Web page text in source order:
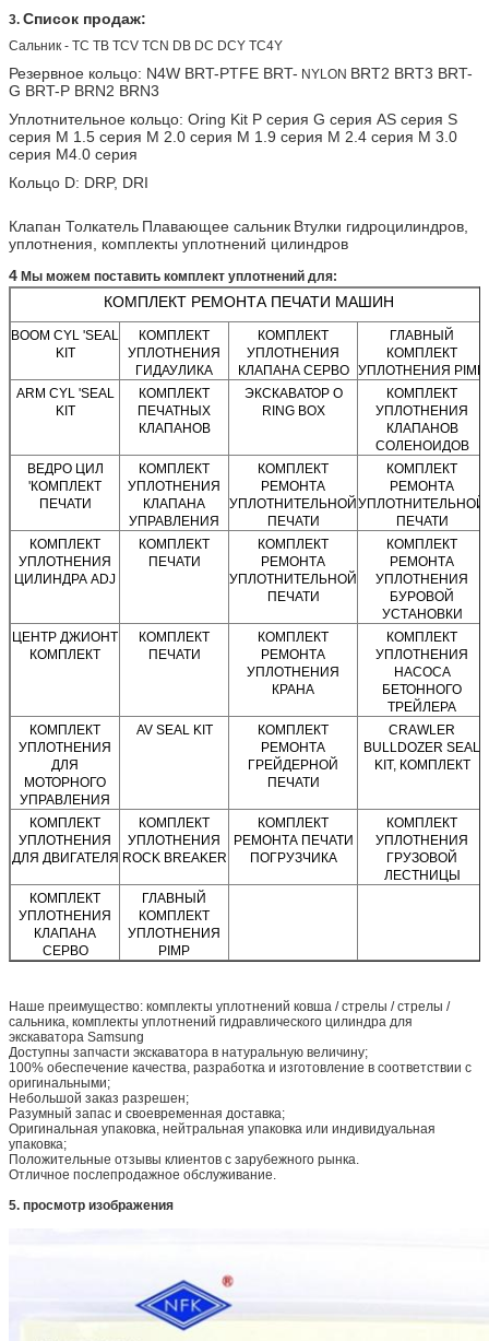
3. Список продаж:
Сальник - TC TB TCV TCN DB DC DCY TC4Y
Резервное кольцо: N4W BRT-PTFE BRT- NYLON BRT2 BRT3 BRT-
G BRT-P BRN2 BRN3
Уплотнительное кольцо: Oring Kit P серия G серия AS серия S
серия M 1.5 серия M 2.0 серия M 1.9 серия M 2.4 серия M 3.0
серия M4.0 серия
Кольцо D: DRP, DRI
Клапан Толкатель Плавающее сальник Втулки гидроцилиндров,
уплотнения, комплекты уплотнений цилиндров
4 Мы можем поставить комплект уплотнений для:
КОМПЛЕКТ РЕМОНТА ПЕЧАТИ МАШИН
BOOM CYL 'SEAL
KIT
КОМПЛЕКТ
УПЛОТНЕНИЯ
ГИДАУЛИКА
КОМПЛЕКТ
УПЛОТНЕНИЯ
КЛАПАНА СЕРВО
ГЛАВНЫЙ
КОМПЛЕКТ
УПЛОТНЕНИЯ PIMP
ARM CYL 'SEAL
KIT
КОМПЛЕКТ
ПЕЧАТНЫХ
КЛАПАНОВ
ЭКСКАВАТОР O
RING BOX
КОМПЛЕКТ
УПЛОТНЕНИЯ
КЛАПАНОВ
СОЛЕНОИДОВ
ВЕДРО ЦИЛ
'КОМПЛЕКТ
ПЕЧАТИ
КОМПЛЕКТ
УПЛОТНЕНИЯ
КЛАПАНА
УПРАВЛЕНИЯ
КОМПЛЕКТ
РЕМОНТА
УПЛОТНИТЕЛЬНОЙ
ПЕЧАТИ
КОМПЛЕКТ
РЕМОНТА
УПЛОТНИТЕЛЬНОЙ
ПЕЧАТИ
КОМПЛЕКТ
УПЛОТНЕНИЯ
ЦИЛИНДРА ADJ
КОМПЛЕКТ
ПЕЧАТИ
КОМПЛЕКТ
РЕМОНТА
УПЛОТНИТЕЛЬНОЙ
ПЕЧАТИ
КОМПЛЕКТ
РЕМОНТА
УПЛОТНЕНИЯ
БУРОВОЙ
УСТАНОВКИ
ЦЕНТР ДЖИОНТ
КОМПЛЕКТ
КОМПЛЕКТ
ПЕЧАТИ
КОМПЛЕКТ
РЕМОНТА
УПЛОТНЕНИЯ
КРАНА
КОМПЛЕКТ
УПЛОТНЕНИЯ
НАСОСА
БЕТОННОГО
ТРЕЙЛЕРА
КОМПЛЕКТ
УПЛОТНЕНИЯ
ДЛЯ
МОТОРНОГО
УПРАВЛЕНИЯ
AV SEAL KIT
КОМПЛЕКТ
РЕМОНТА
ГРЕЙДЕРНОЙ
ПЕЧАТИ
CRAWLER
BULLDOZER SEAL
KIT, КОМПЛЕКТ
КОМПЛЕКТ
УПЛОТНЕНИЯ
ДЛЯ ДВИГАТЕЛЯ
КОМПЛЕКТ
УПЛОТНЕНИЯ
ROCK BREAKER
КОМПЛЕКТ
РЕМОНТА ПЕЧАТИ
ПОГРУЗЧИКА
КОМПЛЕКТ
УПЛОТНЕНИЯ
ГРУЗОВОЙ
ЛЕСТНИЦЫ
КОМПЛЕКТ
УПЛОТНЕНИЯ
КЛАПАНА
СЕРВО
ГЛАВНЫЙ
КОМПЛЕКТ
УПЛОТНЕНИЯ
PIMP
Наше преимущество: комплекты уплотнений ковша / стрелы / стрелы /
сальника, комплекты уплотнений гидравлического цилиндра для
экскаватора Samsung
Доступны запчасти экскаватора в натуральную величину;
100% обеспечение качества, разработка и изготовление в соответствии с
оригинальными;
Небольшой заказ разрешен;
Разумный запас и своевременная доставка;
Оригинальная упаковка, нейтральная упаковка или индивидуальная
упаковка;
Положительные отзывы клиентов с зарубежного рынка.
Отличное послепродажное обслуживание.
5. просмотр изображения